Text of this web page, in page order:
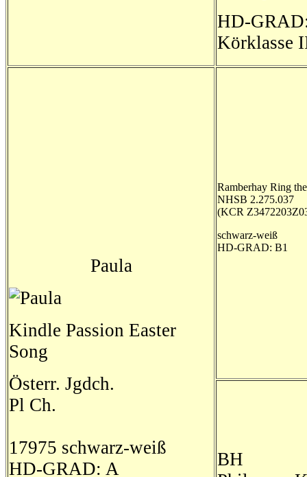
HD-
Körklasse
Paula
Kindle Passion Easter
Song
Österr. Jgdch.
Pl Ch.
17975 schwarz-weiß
HD-GRAD: A
Ramberhay Ring
NHSB 2.275.037
(KCR
schwarz-weiß
HD-GRAD: B1
BH